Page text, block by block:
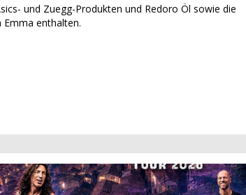
und Zuegg-Produkten und Redoro Öl sowie die
Emma enthalten.